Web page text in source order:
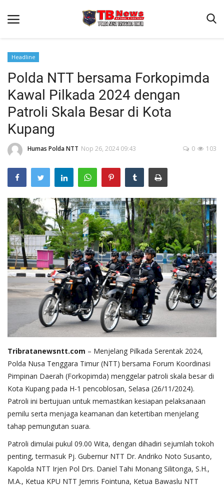
Beranda
Binkam
Terms & Conditions
Reskrim
Lantas
Polisi Kita
Mitra Polisi
Giat Ops
Link Polda NTT
Headline
Polda NTT bersama Forkopimda
Kawal Pilkada 2024 dengan
Patroli Skala Besar di Kota
Kupang
Humas Polda NTT Nop 26, 2024 09:43 103
0
Tribratanewsntt.com – Menjelang Pilkada Serentak 2024,
Polda Nusa Tenggara Timur (NTT) bersama Forum Koordinasi
Pimpinan Daerah (Forkopimda) menggelar patroli skala besar di
Kota Kupang pada H-1 pencoblosan, Selasa (26/11/2024).
Patroli ini bertujuan untuk memastikan kesiapan pelaksanaan
pemilu serta menjaga keamanan dan ketertiban menjelang
tahap pemungutan suara.
Patroli dimulai pukul 09.00 Wita, dengan dihadiri sejumlah tokoh
penting, termasuk Pj. Gubernur NTT Dr. Andriko Noto Susanto,
Kapolda NTT Irjen Pol Drs. Daniel Tahi Monang Silitonga, S.H.,
M.A., Ketua KPU NTT Jemris Fointuna, Ketua Bawaslu NTT